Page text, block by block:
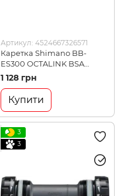
Артикул: 4524667326571
Каретка Shimano BB-
ES300 OCTALINK BSA
68мм-118, без болтів
(BBES300B18)
1 128 грн
Купити
3
3